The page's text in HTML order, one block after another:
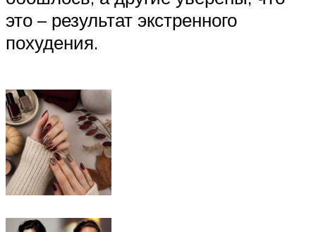
это – результат экстренного
похудения.